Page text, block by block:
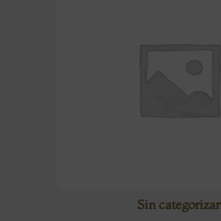
Sin categorizar